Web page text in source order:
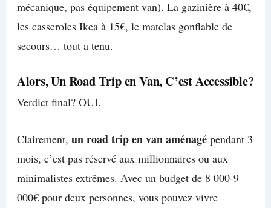
mécanique, pas équipement van). La gazinière à 40€,
les casseroles Ikea à 15€, le matelas gonflable de
secours… tout a tenu.
Alors, Un Road Trip en Van, C’est Accessible?
Verdict final? OUI.
Clairement, un road trip en van aménagépendant 3
mois, c’est pas réservé aux millionnaires ou aux
minimalistes extrêmes. Avec un budget de 8 000-9
000€ pour deux personnes, vous pouvez vivre